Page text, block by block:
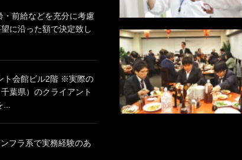
前給などを充分に考慮
に沿った額で決定致し
ト会館ビル2階 ※実際の
葉県）のクライアント
フラ系で実務経験のあ